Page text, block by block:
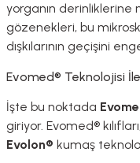
yorganın derinliklerine
gözenekleri, bu
dışkılarının geçişini
Evomed® Teknolojisi
İşte bu noktada
giriyor. Evomed®
Evolon® kumaş